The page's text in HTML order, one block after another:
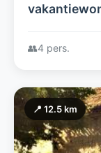
👥4 pers.
📍 12.5 km